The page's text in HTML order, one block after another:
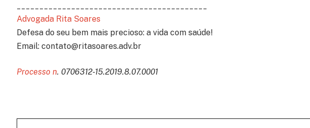
Advogada Rita Soares
Defesa do seu bem mais precioso: a vida com saúde!
Email: contato@ritasoares.adv.br
Processo n. 0706312-15.2019.8.07.0001